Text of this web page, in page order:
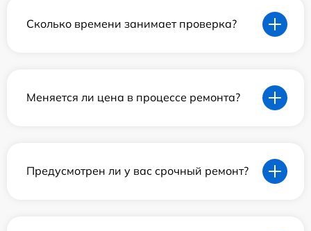
Сколько времени занимает проверка?
Меняется ли цена в процессе ремонта?
Предусмотрен ли у вас срочный ремонт?